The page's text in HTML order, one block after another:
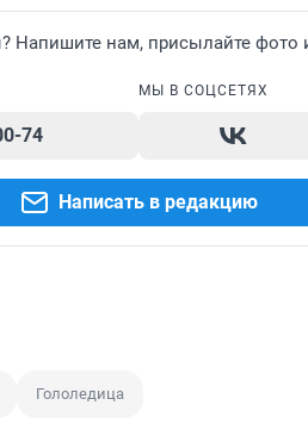
Напишите нам, присылайте фото
74
МЫ В СОЦСЕТЯХ
Написать в редакцию
Гололедица